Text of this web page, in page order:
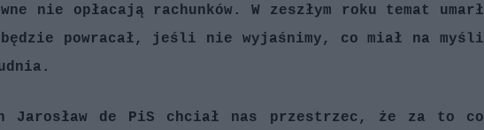
nie opłacają rachunków. W zeszłym roku temat umarł
powracał, jeśli nie wyjaśnimy, co miał na myśli
Jarosław de PiS chciał nas przestrzec, że za to co